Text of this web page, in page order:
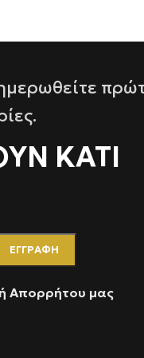
ΚΑΤΙ
Απορρήτου μας